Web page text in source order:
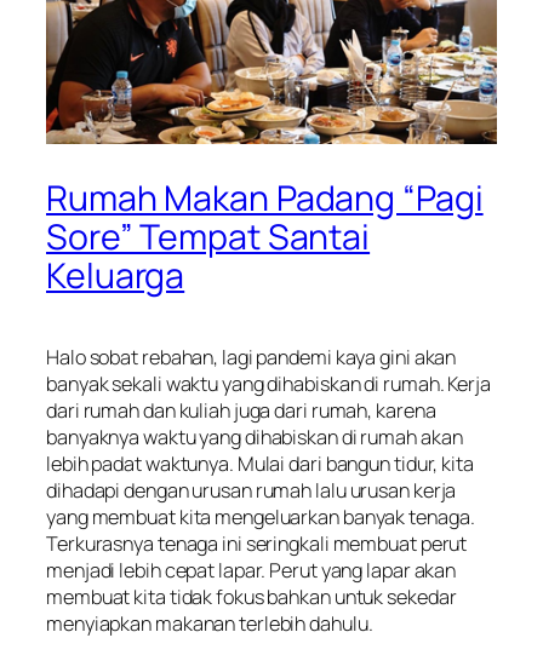
Rumah Makan Padang “Pagi
Sore” Tempat Santai
Keluarga
Halo sobat rebahan, lagi pandemi kaya gini akan
banyak sekali waktu yang dihabiskan di rumah. Kerja
dari rumah dan kuliah juga dari rumah, karena
banyaknya waktu yang dihabiskan di rumah akan
lebih padat waktunya. Mulai dari bangun tidur, kita
dihadapi dengan urusan rumah lalu urusan kerja
yang membuat kita mengeluarkan banyak tenaga.
Terkurasnya tenaga ini seringkali membuat perut
menjadi lebih cepat lapar. Perut yang lapar akan
membuat kita tidak fokus bahkan untuk sekedar
menyiapkan makanan terlebih dahulu.